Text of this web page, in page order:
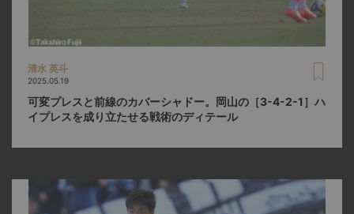
清水 英斗
2025.05.19
可変プレスと前線のカバーシャドー。岡山の［3-4-2-1］ハ
イプレスを成り立たせる戦術のディテール